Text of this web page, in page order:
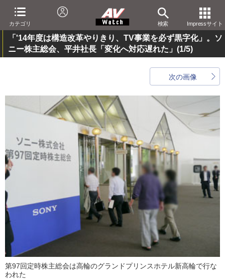
カテゴリ 検索 Impressサイト
「'14年度は構造改革やりきり、TV事業を必ず黒字化」。ソ
ニー株主総会、平井社長「変化へ対応遅れた」 (1/5)
次の画像
第97回定時株主総会は高輪のグランドプリンスホテル新高輪で行な
われた